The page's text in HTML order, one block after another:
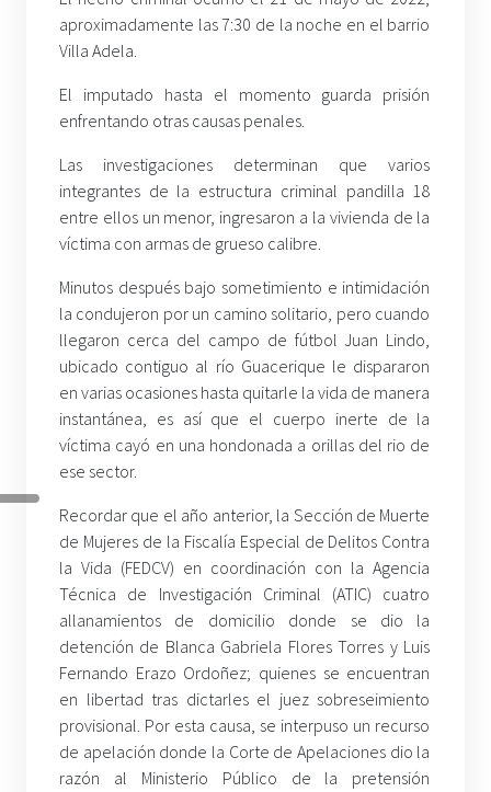
aproximadamente las 7:30 de la noche en el barrio
Villa Adela.
El imputado hasta el momento guarda prisión
enfrentando otras causas penales.
Las investigaciones determinan que varios
integrantes de la estructura criminal pandilla 18
entre ellos un menor, ingresaron a la vivienda de la
víctima con armas de grueso calibre.
Minutos después bajo sometimiento e intimidación
la condujeron por un camino solitario, pero cuando
llegaron cerca del campo de fútbol Juan Lindo,
ubicado contiguo al río Guacerique le dispararon
en varias ocasiones hasta quitarle la vida de manera
instantánea, es así que el cuerpo inerte de la
víctima cayó en una hondonada a orillas del rio de
ese sector.
Recordar que el año anterior, la Sección de Muerte
de Mujeres de la Fiscalía Especial de Delitos Contra
la Vida (FEDCV) en coordinación con la Agencia
Técnica de Investigación Criminal (ATIC) cuatro
allanamientos de domicilio donde se dio la
detención de Blanca Gabriela Flores Torres y Luis
Fernando Erazo Ordoñez; quienes se encuentran
en libertad tras dictarles el juez sobreseimiento
provisional. Por esta causa, se interpuso un recurso
de apelación donde la Corte de Apelaciones dio la
razón al Ministerio Público de la pretensión